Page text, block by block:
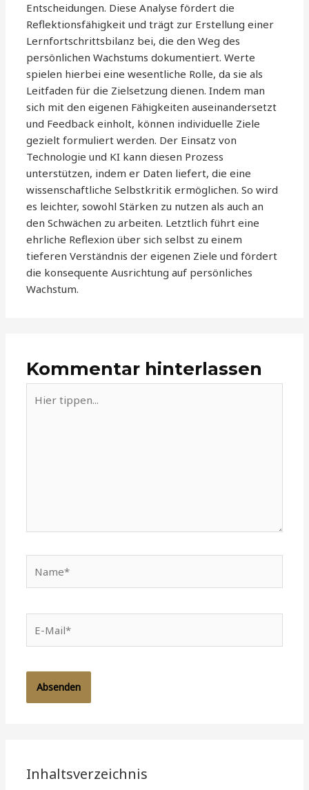
Entscheidungen. Diese Analyse fördert die
Reflektionsfähigkeit und trägt zur Erstellung einer
Lernfortschrittsbilanz bei, die den Weg des
persönlichen Wachstums dokumentiert. Werte
spielen hierbei eine wesentliche Rolle, da sie als
Leitfaden für die Zielsetzung dienen. Indem man
sich mit den eigenen Fähigkeiten auseinandersetzt
und Feedback einholt, können individuelle Ziele
gezielt formuliert werden. Der Einsatz von
Technologie und KI kann diesen Prozess
unterstützen, indem er Daten liefert, die eine
wissenschaftliche Selbstkritik ermöglichen. So wird
es leichter, sowohl Stärken zu nutzen als auch an
den Schwächen zu arbeiten. Letztlich führt eine
ehrliche Reflexion über sich selbst zu einem
tieferen Verständnis der eigenen Ziele und fördert
die konsequente Ausrichtung auf persönliches
Wachstum.
Kommentar hinterlassen
tippen...
Mail*
Inhaltsverzeichnis